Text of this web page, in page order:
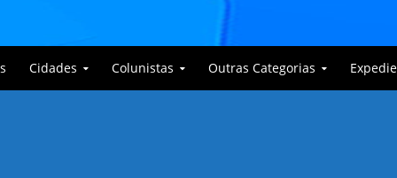
Cidades Colunistas Outras Categorias